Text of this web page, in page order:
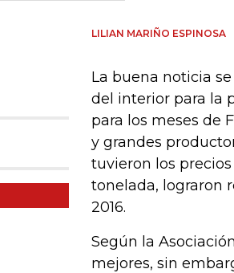
LILIAN MARIÑO ESPINOSA
La buena noticia
del interior para la
para los meses de
y grandes
tuvieron los
tonelada, lograron
2016.
Según la
mejores, sin